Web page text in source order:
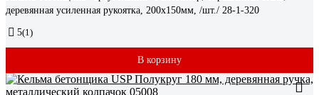
деревянная усиленная рукоятка, 200х150мм, /шт./ 28-1-320
5(1)
В корзину